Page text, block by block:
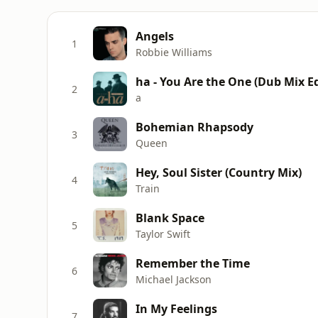
1 Angels
Robbie Williams
2 ha - You Are the One (Dub Mix
a
3 Bohemian Rhapsody
Queen
4 Hey, Soul Sister (Country Mix)
Train
5 Blank Space
Taylor Swift
6 Remember the Time
Michael Jackson
In My Feelings